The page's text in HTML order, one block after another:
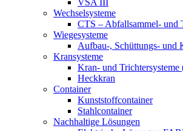
VSA III
Wechselsysteme
CTS – Abfallsammel- und
Wiegesysteme
Aufbau-, Schüttungs- und
Kransysteme
Kran- und
Heckkran
Container
Kunststoffcontainer
Stahlcontainer
Nachhaltige Lösungen